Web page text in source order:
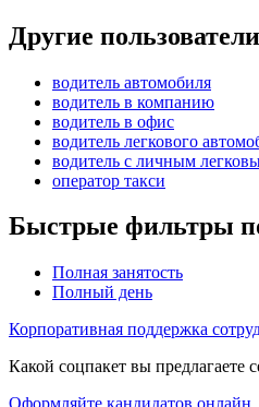
Другие
водитель автомобиля
водитель в компанию
водитель в офис
водитель легкового
водитель с личным
оператор такси
Быстрые фильтры
Полная занятость
Полный день
Корпоративная поддержка
Какой соцпакет вы предлагаете